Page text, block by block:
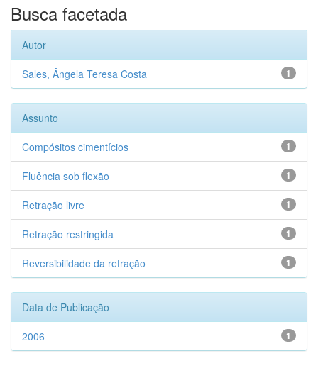
Busca facetada
Autor
1
Sales, Ângela Teresa Costa
Assunto
1
Compósitos cimentícios
1
Fluência sob flexão
1
Retração livre
1
Retração restringida
1
Reversibilidade da retração
Data de Publicação
1
2006